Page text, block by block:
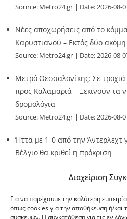
Διαχείριση
Για να παρέχουμε την καλύτερη
όπως cookies για την αποθήκευση ή/
συσκευών. Η συγκατάθεση για τις εν
Source: Metro24.gr Date: 2026-08-
Νέες αποχωρήσεις από το
Καρυστιανού – Εκτός δύο
Source: Metro24.gr Date: 2026-08-
Μετρό Θεσσαλονίκης: Σε
προς Καλαμαριά – Ξεκινούν τα
δρομολόγια
Source: Metro24.gr Date: 2026-08-
Ήττα με 1-0 από την Άντερλεχτ
Βέλγιο θα κριθεί η πρόκριση